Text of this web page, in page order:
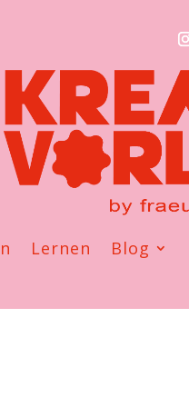
Lernen Blog